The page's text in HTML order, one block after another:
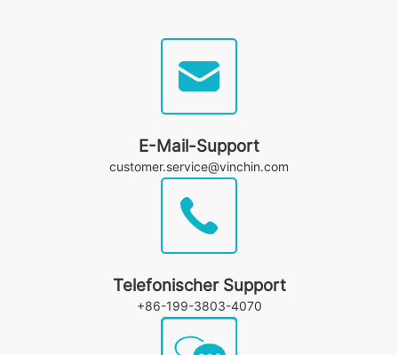
E-Mail-Support
customer.service@vinchin.com
Telefonischer Support
+86-199-3803-4070